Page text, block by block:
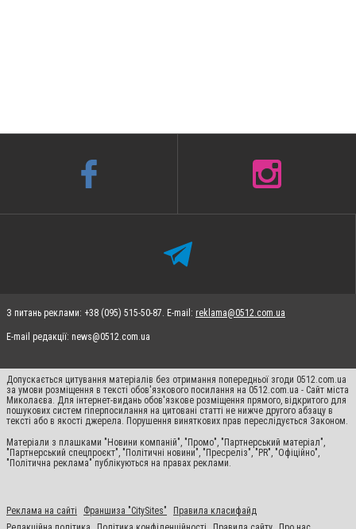
З питань реклами: +38 (095) 515-50-87. E-mail: reklama@0512.com.ua
E-mail редакції: news@0512.com.ua
Допускається цитування матеріалів без отримання попередньої згоди 0512.com.ua
за умови розміщення в тексті обов'язкового посилання на 0512.com.ua - Сайт міста
Миколаєва. Для інтернет-видань обов'язкове розміщення прямого, відкритого для
пошукових систем гіперпосилання на цитовані статті не нижче другого абзацу в
тексті або в якості джерела. Порушення виняткових прав переслідується Законом.
Матеріали з плашками "Новини компаній", "Промо", "Партнерський матеріал",
"Партнерський спецпроєкт", "Політичні новини", "Пресреліз", "PR", "Офіційно",
"Політична реклама" публікуються на правах реклами.
Реклама на сайті Франшиза "CitySites"
Правила класифайд